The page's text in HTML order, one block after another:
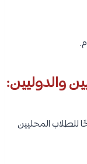
والدوليين:
المحليين